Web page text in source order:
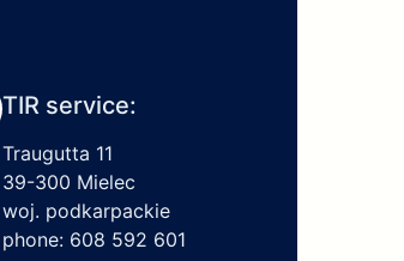
TIR service:
Traugutta 11
39-300 Mielec
woj. podkarpackie
phone: 608 592 601